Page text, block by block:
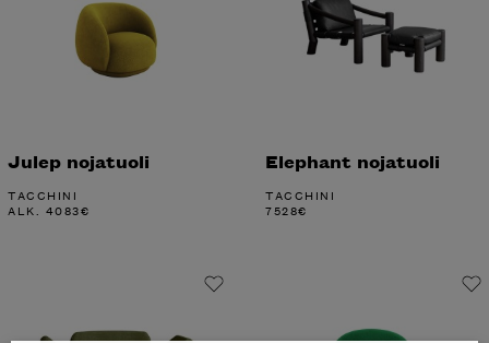
Julep nojatuoli
TACCHINI
ALK. 4083€
Elephant nojatuoli
TACCHINI
7528€